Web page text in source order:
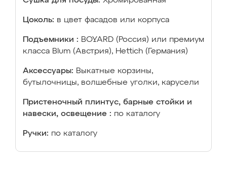
Цоколь: в цвет фасадов или корпуса
Подъемники : BOYARD (Россия) или премиум
класса Blum (Австрия), Hettich (Германия)
Аксессуары: Выкатные корзины,
бутылочницы, волшебные уголки, карусели
Пристеночный плинтус, барные стойки и
навески, освещение : по каталогу
Ручки: по каталогу